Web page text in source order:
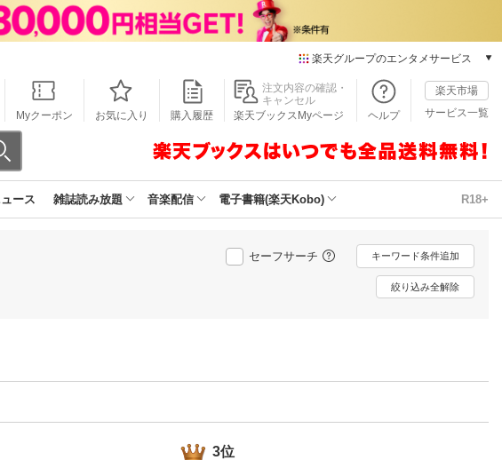
楽天グループのエンタメサービス
本/ゲーム/CD/DVD
楽天ブックス
楽天Kobo
動画配信
楽天TV
動画配信ガイド
チケット
エンタメニュース
Myクーポン お気に入り 購入履歴
注文内容の確認・
キャンセル
楽天ブックスMyページ
ヘルプ
楽天市場
サービス一覧
ース 雑誌読み放題 音楽配信 電子書籍(楽天Kobo) R18+
セーフサーチ キーワード条件追加
絞り込み全解除
3位